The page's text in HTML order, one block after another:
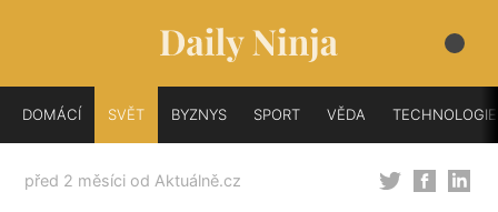
DOMÁCÍ SVĚT BYZNYS SPORT VĚDA TECHNOLOGIE
před 2 měsíci od Aktuálně.cz